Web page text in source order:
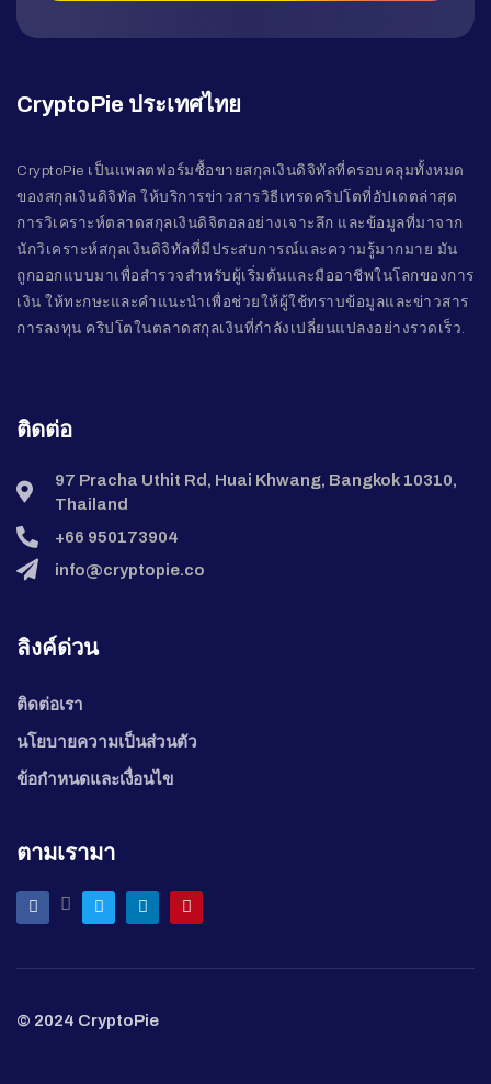
CryptoPie ประเทศไทย
CryptoPie เป็นแพลตฟอร์มซื้อขายสกุลเงินดิจิทัลที่ครอบคลุมทั้งหมด
ของสกุลเงินดิจิทัล ให้บริการข่าวสารวิธีเทรดคริปโตที่อัปเดตล่าสุด
การวิเคราะห์ตลาดสกุลเงินดิจิตอลอย่างเจาะลึก และข้อมูลที่มาจาก
นักวิเคราะห์สกุลเงินดิจิทัลที่มีประสบการณ์และความรู้มากมาย มัน
ถูกออกแบบมาเพื่อสำรวจสำหรับผู้เริ่มต้นและมืออาชีพในโลกของการ
เงิน ให้ทะกษะและคำแนะนำเพื่อช่วยให้ผู้ใช้ทราบข้อมูลและข่าวสาร
การลงทุน คริปโตในตลาดสกุลเงินที่กำลังเปลี่ยนแปลงอย่างรวดเร็ว.
ติดต่อ
97 Pracha Uthit Rd, Huai Khwang, Bangkok 10310,
Thailand
+66 950173904
info@cryptopie.co
ลิงค์ด่วน
ติดต่อเรา
นโยบายความเป็นส่วนตัว
ข้อกำหนดและเงื่อนไข
ตามเรามา
© 2024 CryptoPie